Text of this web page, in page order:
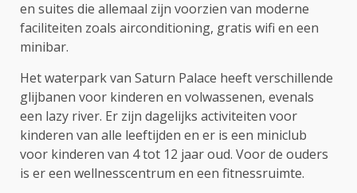
en suites die allemaal zijn voorzien van moderne
faciliteiten zoals airconditioning, gratis wifi en een
minibar.
Het waterpark van Saturn Palace heeft verschillende
glijbanen voor kinderen en volwassenen, evenals
een lazy river. Er zijn dagelijks activiteiten voor
kinderen van alle leeftijden en er is een miniclub
voor kinderen van 4 tot 12 jaar oud. Voor de ouders
is er een wellnesscentrum en een fitnessruimte.